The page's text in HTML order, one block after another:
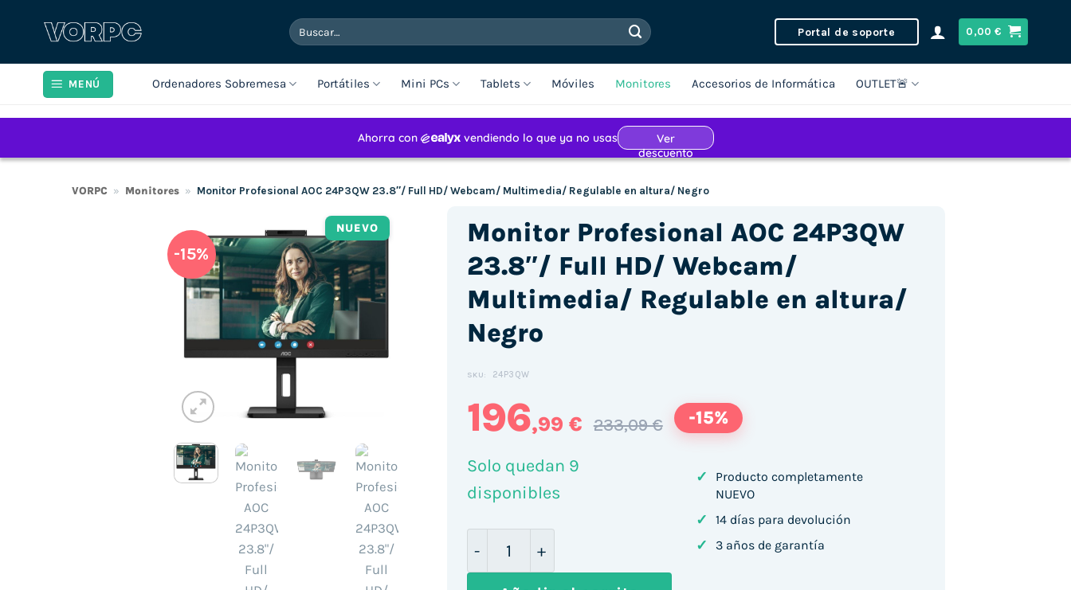
Buscar
por:
Portal de soporte 0,00€
MENÚ Ordenadores Sobremesa Portátiles Mini PCs Tablets Móviles Monitores Accesorios de Informática OUTLET🚨
VORPC » Monitores » Monitor Profesional AOC 24P3QW 23.8″/ Full HD/ Webcam/ Multimedia/ Regulable en altura/ Negro
NUEVO
-15%
Monitor Profesional AOC 24P3QW
23.8″/ Full HD/ Webcam/
Multimedia/ Regulable en altura/
Negro
SKU: 24P3QW
196,99 € 233,09 € -15%
Solo quedan 9
disponibles
Monitor Profesional AOC 24P3QW 23.8"/ Full HD/ Webcam/ Multimedia/
✓
Producto completamente
NUEVO
✓ 14 días para devolución
✓ 3 años de garantía